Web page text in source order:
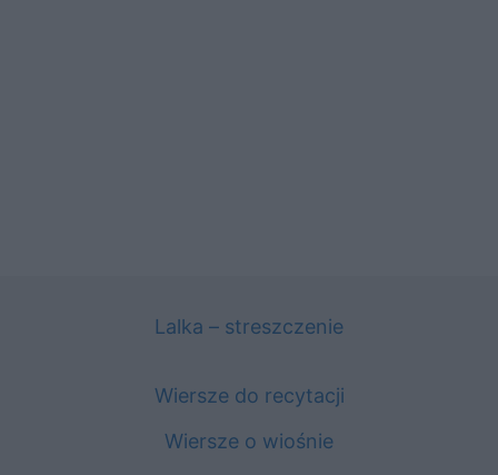
Lalka – streszczenie
Wiersze do recytacji
Wiersze o wiośnie